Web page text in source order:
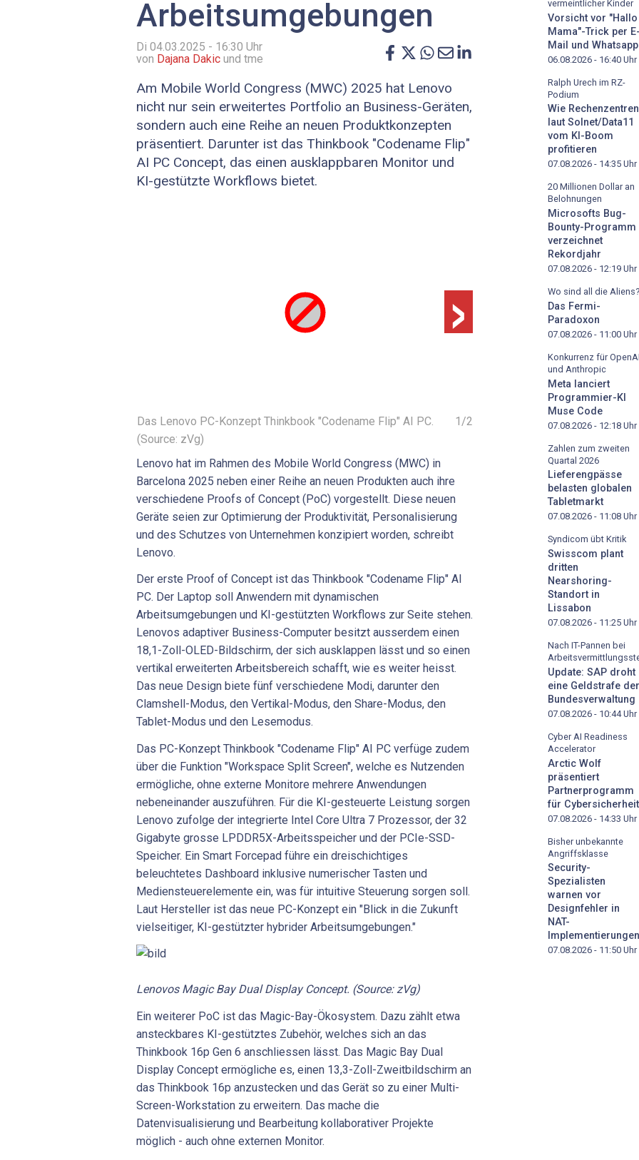
Arbeitsumgebungen
Di 04.03.2025 - 16:30 Uhr
von Dajana Dakic und tme
Am Mobile World Congress (MWC) 2025 hat Lenovo
nicht nur sein erweitertes Portfolio an Business-Geräten,
sondern auch eine Reihe an neuen Produktkonzepten
präsentiert. Darunter ist das Thinkbook "Codename Flip"
AI PC Concept, das einen ausklappbaren Monitor und
KI-gestützte Workflows bietet.
›
1 /2
Das Lenovo PC-Konzept Thinkbook "Codename Flip" AI PC.
(Source: zVg)
Lenovo hat im Rahmen des Mobile World Congress (MWC) in
Barcelona 2025 neben einer Reihe an neuen Produkten auch ihre
verschiedene Proofs of Concept (PoC) vorgestellt. Diese neuen
Geräte seien zur Optimierung der Produktivität, Personalisierung
und des Schutzes von Unternehmen konzipiert worden, schreibt
Lenovo.
Der erste Proof of Concept ist das Thinkbook "Codename Flip" AI
PC. Der Laptop soll Anwendern mit dynamischen
Arbeitsumgebungen und KI-gestützten Workflows zur Seite stehen.
Lenovos adaptiver Business-Computer besitzt ausserdem einen
18,1-Zoll-OLED-Bildschirm, der sich ausklappen lässt und so einen
vertikal erweiterten Arbeitsbereich schafft, wie es weiter heisst.
Das neue Design biete fünf verschiedene Modi, darunter den
Clamshell-Modus, den Vertikal-Modus, den Share-Modus, den
Tablet-Modus und den Lesemodus.
Das PC-Konzept Thinkbook "Codename Flip" AI PC verfüge zudem
über die Funktion "Workspace Split Screen", welche es Nutzenden
ermögliche, ohne externe Monitore mehrere Anwendungen
nebeneinander auszuführen. Für die KI-gesteuerte Leistung sorgen
Lenovo zufolge der integrierte Intel Core Ultra 7 Prozessor, der 32
Gigabyte grosse LPDDR5X-Arbeitsspeicher und der PCIe-SSD-
Speicher. Ein Smart Forcepad führe ein dreischichtiges
beleuchtetes Dashboard inklusive numerischer Tasten und
Mediensteuerelemente ein, was für intuitive Steuerung sorgen soll.
Laut Hersteller ist das neue PC-Konzept ein "Blick in die Zukunft
vielseitiger, KI-gestützter hybrider Arbeitsumgebungen."
Lenovos Magic Bay Dual Display Concept. (Source: zVg)
Ein weiterer PoC ist das Magic-Bay-Ökosystem. Dazu zählt etwa
ansteckbares KI-gestütztes Zubehör, welches sich an das
Thinkbook 16p Gen 6 anschliessen lässt. Das Magic Bay Dual
Display Concept ermögliche es, einen 13,3-Zoll-Zweitbildschirm an
das Thinkbook 16p anzustecken und das Gerät so zu einer Multi-
Screen-Workstation zu erweitern. Das mache die
Datenvisualisierung und Bearbeitung kollaborativer Projekte
möglich - auch ohne externen Monitor.
vermeintlicher Kinder
Vorsicht vor "Hallo
Mama"-Trick per E-
Mail und Whatsapp
06.08.2026 - 16:40 Uhr
Ralph Urech im RZ-
Podium
Wie Rechenzentren
laut Solnet/Data11
vom KI-Boom
profitieren
07.08.2026 - 14:35 Uhr
20 Millionen Dollar an
Belohnungen
Microsofts Bug-
Bounty-Programm
verzeichnet
Rekordjahr
07.08.2026 - 12:19 Uhr
Wo sind all die Aliens?
Das Fermi-
Paradoxon
07.08.2026 - 11:00 Uhr
Konkurrenz für OpenAI
und Anthropic
Meta lanciert
Programmier-KI
Muse Code
07.08.2026 - 12:18 Uhr
Zahlen zum zweiten
Quartal 2026
Lieferengpässe
belasten globalen
Tabletmarkt
07.08.2026 - 11:08 Uhr
Syndicom übt Kritik
Swisscom plant
dritten
Nearshoring-
Standort in
Lissabon
07.08.2026 - 11:25 Uhr
Nach IT-Pannen bei
Update: SAP droht
eine Geldstrafe der
Bundesverwaltung
07.08.2026 - 10:44Uhr
Cyber AI Readiness
Accelerator
Arctic Wolf
präsentiert
Partnerprogramm
für Cybersicherheit
07.08.2026 - 14:33 Uhr
Bisher unbekannte
Angriffsklasse
Security-
Spezialisten
warnen vor
Designfehler in
NAT-
Implementierungen
07.08.2026 - 11:50 Uhr